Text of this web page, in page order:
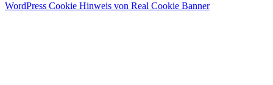
WordPress Cookie Hinweis von Real Cookie Banner